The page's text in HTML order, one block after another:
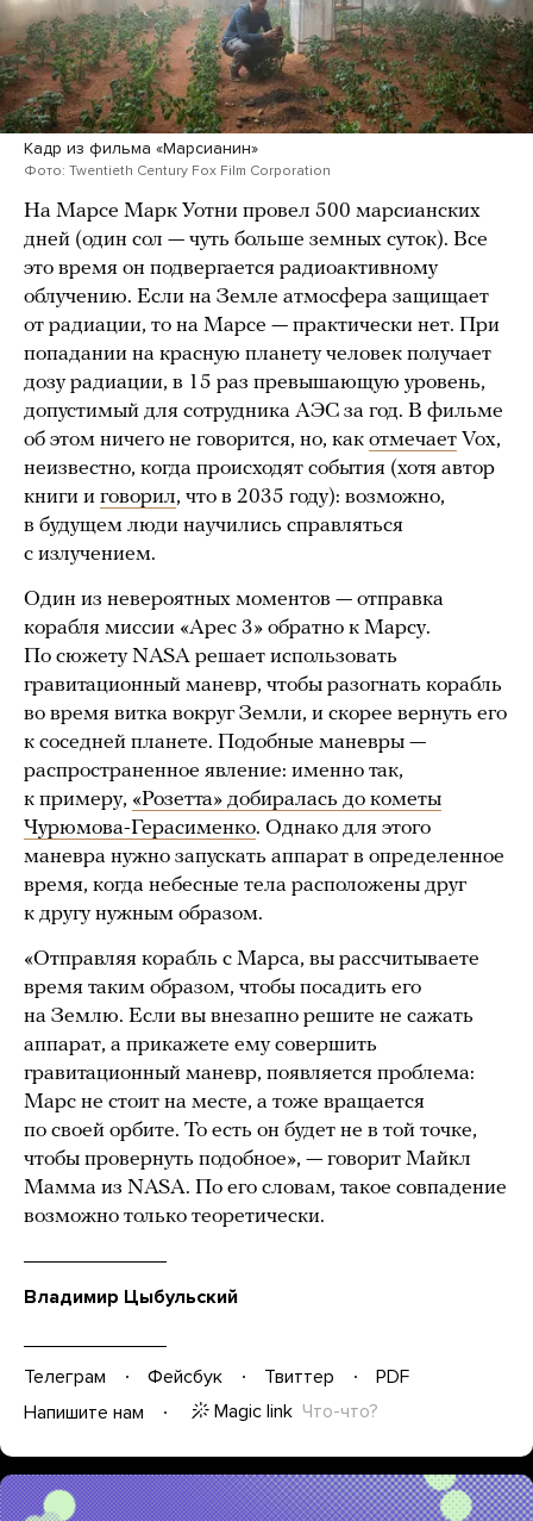
Кадр из фильма «Марсианин»
Фото: Twentieth Century Fox Film Corporation
На Марсе Марк Уотни провел 500 марсианских
дней (один сол — чуть больше земных суток). Все
это время он подвергается радиоактивному
облучению. Если на Земле атмосфера защищает
от радиации, то на Марсе — практически нет. При
попадании на красную планету человек получает
дозу радиации, в 15 раз превышающую уровень,
допустимый для сотрудника АЭС за год. В фильме
об этом ничего не говорится, но, как отмечает Vox,
неизвестно, когда происходят события (хотя автор
книги и говорил, что в 2035 году): возможно,
в будущем люди научились справляться
с излучением.
Один из невероятных моментов — отправка
корабля миссии «Арес 3» обратно к Марсу.
По сюжету NASA решает использовать
гравитационный маневр, чтобы разогнать корабль
во время витка вокруг Земли, и скорее вернуть его
к соседней планете. Подобные маневры —
распространенное явление: именно так,
к примеру, «Розетта» добиралась до кометы
Чурюмова-Герасименко. Однако для этого
маневра нужно запускать аппарат в определенное
время, когда небесные тела расположены друг
к другу нужным образом.
«Отправляя корабль с Марса, вы рассчитываете
время таким образом, чтобы посадить его
на Землю. Если вы внезапно решите не сажать
аппарат, а прикажете ему совершить
гравитационный маневр, появляется проблема:
Марс не стоит на месте, а тоже вращается
по своей орбите. То есть он будет не в той точке,
чтобы провернуть подобное», — говорит Майкл
Мамма из NASA. По его словам, такое совпадение
возможно только теоретически.
Владимир Цыбульский
Телеграм Фейсбук Твиттер
PDF
Напишите нам
Magic link Что-что?